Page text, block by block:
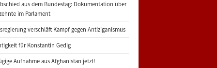
aus dem Bundestag: Dokumentation über
im Parlament
verschläft Kampf gegen Antiziganismus
für Konstantin Gedig
Aufnahme aus Afghanistan jetzt!